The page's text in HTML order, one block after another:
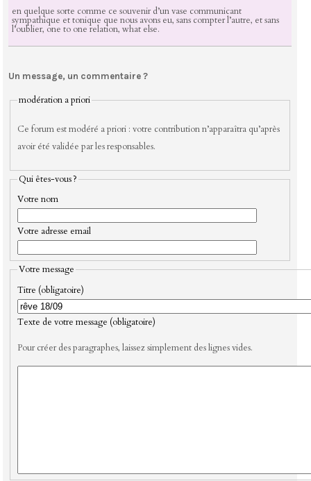
en quelque sorte comme ce souvenir d’un vase communicant
sympathique et tonique que nous avons eu, sans compter l’autre, et sans
l’oublier, one to one relation, what else.
Un message, un commentaire ?
modération a priori
Ce forum est modéré a priori : votre contribution n’apparaîtra qu’après
avoir été validée par les responsables.
Qui êtes-vous ?
Votre nom
Votre adresse email
Votre message
Titre (obligatoire)
Texte de votre message (obligatoire)
Pour créer des paragraphes, laissez simplement des lignes vides.